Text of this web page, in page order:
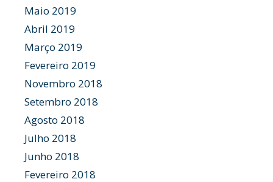
Maio 2019
Abril 2019
Março 2019
Fevereiro 2019
Novembro 2018
Setembro 2018
Agosto 2018
Julho 2018
Junho 2018
Fevereiro 2018